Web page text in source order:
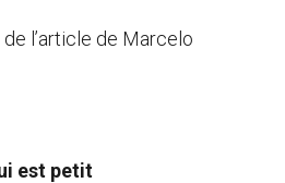
l’article de Marcelo
est petit